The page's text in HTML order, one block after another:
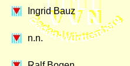
Ingrid Bauz
n.n.